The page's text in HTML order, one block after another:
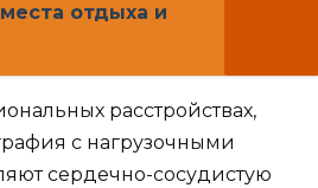
отдыха и
расстройствах,
с нагрузочными
сердечно-сосудистую